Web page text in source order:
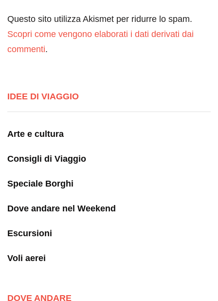
Questo sito utilizza Akismet per ridurre lo spam.
Scopri come vengono elaborati i dati derivati dai
commenti.
IDEE DI VIAGGIO
Arte e cultura
Consigli di Viaggio
Speciale Borghi
Dove andare nel Weekend
Escursioni
Voli aerei
DOVE ANDARE